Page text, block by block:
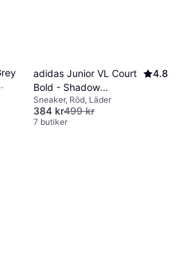
adidas Junior VL Court
Bold - Shadow
Red/Cloud White/Pink
Fusion
4.8
Sneaker, Röd, Läder
384 kr499 kr
7 butiker